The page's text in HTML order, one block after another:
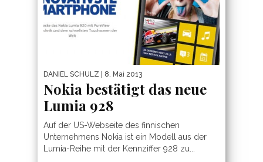
DANIEL SCHULZ | 8. Mai 2013
Nokia bestätigt das neue
Lumia 928
Auf der US-Webseite des finnischen
Unternehmens Nokia ist ein Modell aus der
Lumia-Reihe mit der Kennziffer 928 zu...